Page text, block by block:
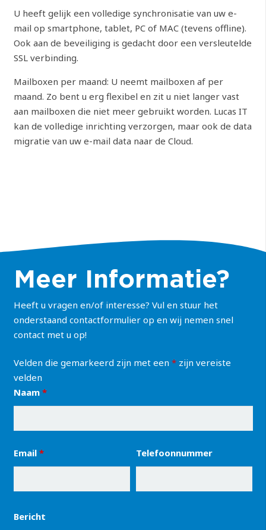
U heeft gelijk een volledige synchronisatie van uw e-
mail op smartphone, tablet, PC of MAC (tevens offline).
Ook aan de beveiliging is gedacht door een versleutelde
SSL verbinding.
Mailboxen per maand: U neemt mailboxen af per
maand. Zo bent u erg flexibel en zit u niet langer vast
aan mailboxen die niet meer gebruikt worden. Lucas IT
kan de volledige inrichting verzorgen, maar ook de data
migratie van uw e-mail data naar de Cloud.
Meer Informatie?
Heeft u vragen en/of interesse? Vul en stuur het
onderstaand contactformulier op en wij nemen snel
contact met u op!
Velden die gemarkeerd zijn met een *zijn vereiste
velden
Naam *
Email * Telefoonnummer
Bericht